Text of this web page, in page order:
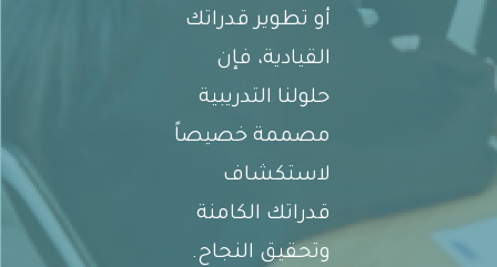
أو تطوير قدراتك
القيادية، فإن
حلولنا التدريبية
مصممة خصيصاً
لاستكشاف
قدراتك الكامنة
وتحقيق النجاح.